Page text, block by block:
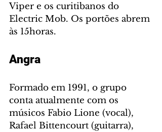
Viper e os curitibanos do
Electric Mob. Os portões abrem
às 15horas.
Angra
Formado em 1991, o grupo
conta atualmente com os
músicos Fabio Lione (vocal),
Rafael Bittencourt (guitarra),